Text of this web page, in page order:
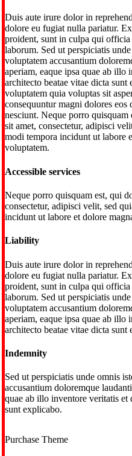
Duis aute irure dolor in
dolore eu fugiat nulla pariatur.
proident, sunt in culpa qui
laborum. Sed ut perspiciatis
voluptatem accusantium
aperiam, eaque ipsa quae ab illo
architecto beatae vitae dicta
voluptatem quia voluptas sit
consequuntur magni dolores
nesciunt. Neque porro
sit amet, consectetur, adipisci
modi tempora incidunt ut labore
voluptatem.
Accessible services
Neque porro quisquam est, qui
consectetur, adipisci velit, sed
incidunt ut labore et dolore
Liability
Duis aute irure dolor in
dolore eu fugiat nulla pariatur.
proident, sunt in culpa qui
laborum. Sed ut perspiciatis
voluptatem accusantium
aperiam, eaque ipsa quae ab illo
architecto beatae vitae dicta sunt
Indemnity
Sed ut perspiciatis unde omnis
accusantium doloremque
quae ab illo inventore veritatis et
sunt explicabo.
Purchase Theme